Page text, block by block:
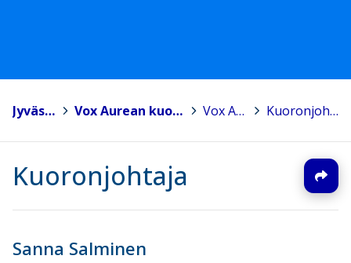
Jyväskylä > Vox Aurean kuoroperhe > Vox Aurea > Kuoronjohtaja
Kuoronjohtaja
Sanna Salminen